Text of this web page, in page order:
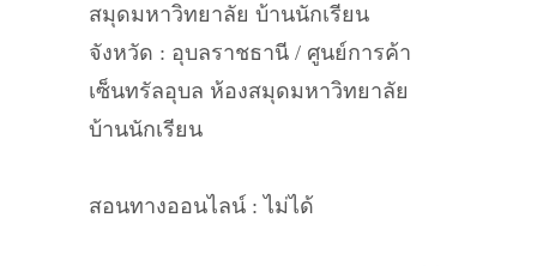
สมุดมหาวิทยาลัย บ้านนักเรียน
จังหวัด : อุบลราชธานี / ศูนย์การค้า
เซ็นทรัลอุบล ห้องสมุดมหาวิทยาลัย
บ้านนักเรียน
สอนทางออนไลน์ : ไม่ได้